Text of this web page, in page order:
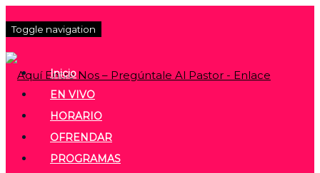
Toggle navigation
Inicio
EN VIVO
HORARIO
OFRENDAR
PROGRAMAS